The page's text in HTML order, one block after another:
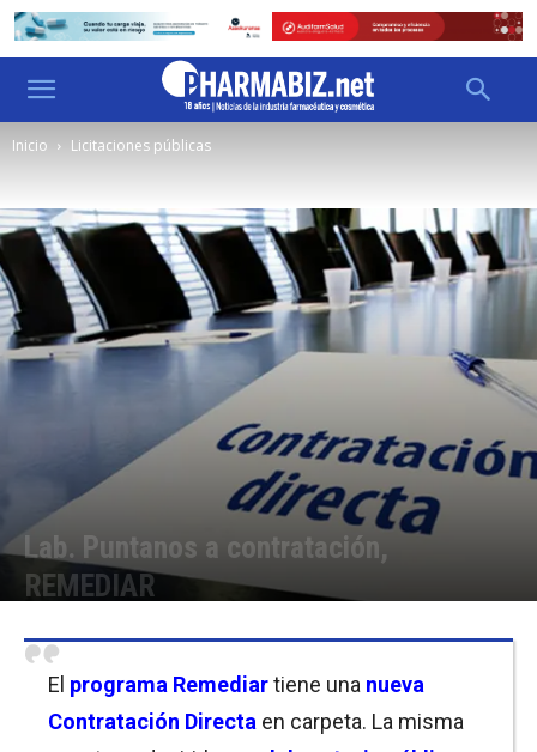
Inicio Licitaciones públicas
Lab. Puntanos a contratación,
REMEDIAR
El programa Remediartiene una nueva
Contratación Directa en carpeta. La misma